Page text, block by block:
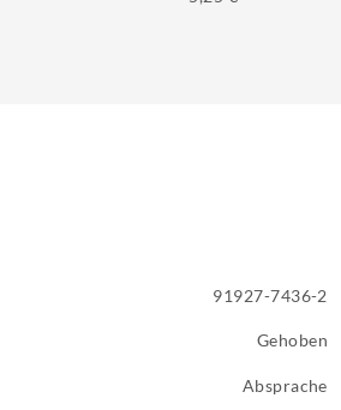
91927-7436-2
Gehoben
Absprache